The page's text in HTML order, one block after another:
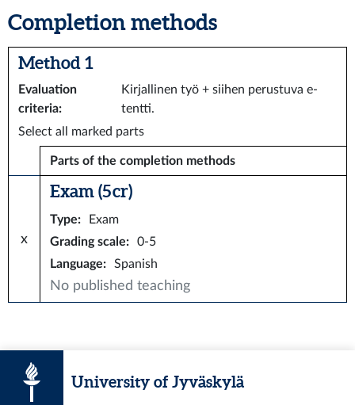
Completion methods
Method 1
Evaluation
criteria:
Kirjallinen työ + siihen perustuva e-
tentti.
Select all marked parts
Parts of the completion methods
x
Exam (5 cr)
Type:
Exam
Grading scale:
0-5
Language: Spanish
No published teaching
University of Jyväskylä